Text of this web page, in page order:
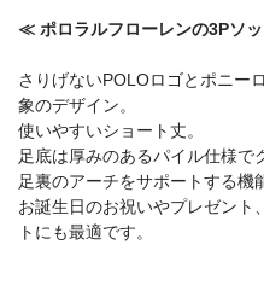
≪ ポロラルフローレンの3Pソ
さりげないPOLOロゴとポニー
象のデザイン。
使いやすいショート丈。
足底は厚みのあるパイル仕様で
足裏のアーチをサポートする機
お誕生日のお祝いやプレゼント
トにも最適です。